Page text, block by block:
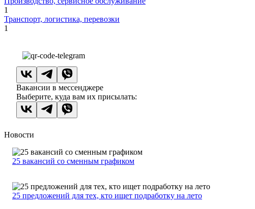
1
Транспорт, логистика, перевозки
1
Вакансии в мессенджере
Выберите, куда вам их присылать:
Новости
25 вакансий со сменным графиком
25 предложений для тех, кто ищет подработку на лето